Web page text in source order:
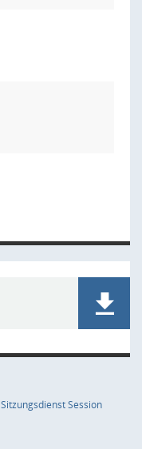
SitzungsdienstSession(Wird in